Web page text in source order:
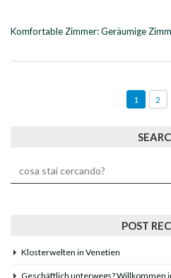
Komfortable Zimmer: Geräumige
1 2
POST
Klosterwelten in Venetien
Geschäftlich unterwegs? Willkommen